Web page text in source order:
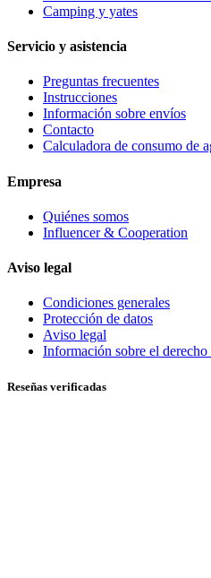
Camping y yates
Servicio y asistencia
Preguntas frecuentes
Instrucciones
Información sobre envíos
Contacto
Calculadora de consumo de
Empresa
Quiénes somos
Influencer & Cooperation
Aviso legal
Condiciones generales
Protección de datos
Aviso legal
Información sobre el
Reseñas verificadas